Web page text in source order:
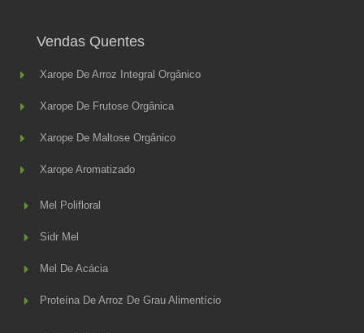
Vendas Quentes
Xarope De Arroz Integral Orgânico
Xarope De Frutose Orgânica
Xarope De Maltose Orgânico
Xarope Aromatizado
Mel Polifloral
Sidr Mel
Mel De Acácia
Proteína De Arroz De Grau Alimentício